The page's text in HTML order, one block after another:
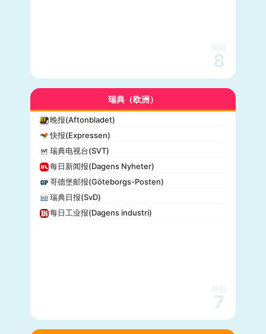
网站
8
瑞典（欧洲）
晚报(Aftonbladet)
快报(Expressen)
瑞典电视台(SVT)
每日新闻报(Dagens Nyheter)
哥德堡邮报(Göteborgs-Posten)
瑞典日报(SvD)
每日工业报(Dagens industri)
网站
7